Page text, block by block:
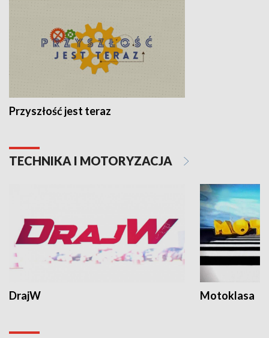
Przyszłość jest teraz
TECHNIKA I MOTORYZACJA
DrajW Motoklasa